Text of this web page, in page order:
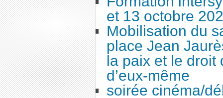
et 13 octobre
Mobilisation du
place Jean
la paix et le
d’eux-même
soirée cinéma/